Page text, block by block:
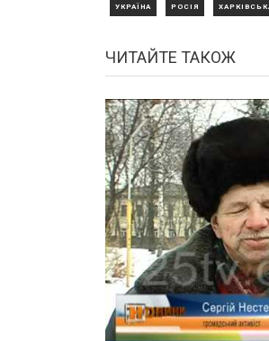
УКРАЇНА РОСІЯ
ЧИТАЙТЕ ТАКОЖ